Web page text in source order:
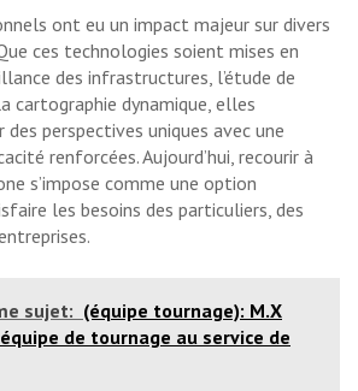
ont eu un impact majeur sur divers
ces technologies soient mises en
des infrastructures, l’étude de
cartographie dynamique, elles
perspectives uniques avec une
renforcées. Aujourd’hui, recourir à
s’impose comme une option
les besoins des particuliers, des
sujet: (équipe tournage): M.X
équipe de tournage au service de